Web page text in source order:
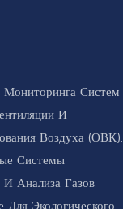
Систем
И
Воздуха (ОВК).
Системы
Анализа Газов
Для Экологического